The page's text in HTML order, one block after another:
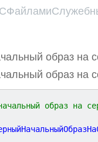
образ на
образ на
образ на